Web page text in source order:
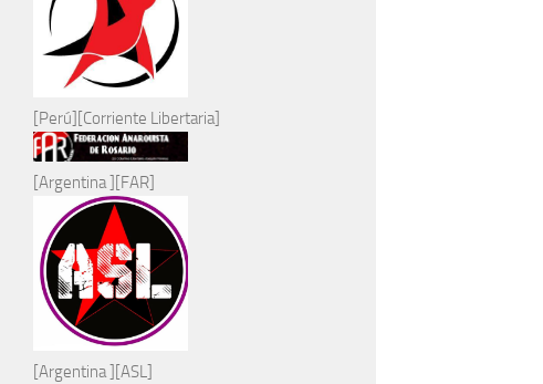
[Perú][Corriente Libertaria]
[Argentina ][FAR]
[Argentina ][ASL]